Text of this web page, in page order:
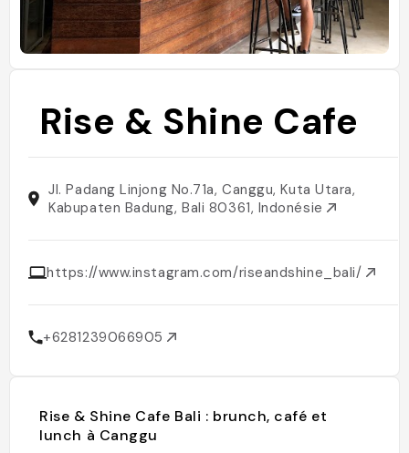
Rise & Shine Cafe
Jl. Padang Linjong No.71a, Canggu, Kuta Utara,
Kabupaten Badung, Bali 80361, Indonésie
https://www.instagram.com/riseandshine_bali/
+6281239066905
Rise & Shine Cafe Bali : brunch, café et
lunch à Canggu